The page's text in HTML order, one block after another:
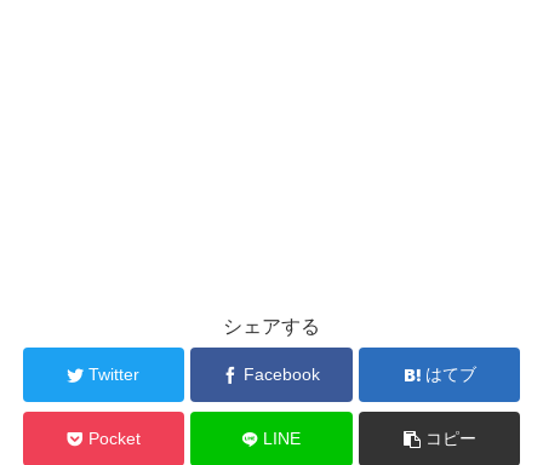
シェアする
Twitter Facebook はてブ
Pocket LINE コピー